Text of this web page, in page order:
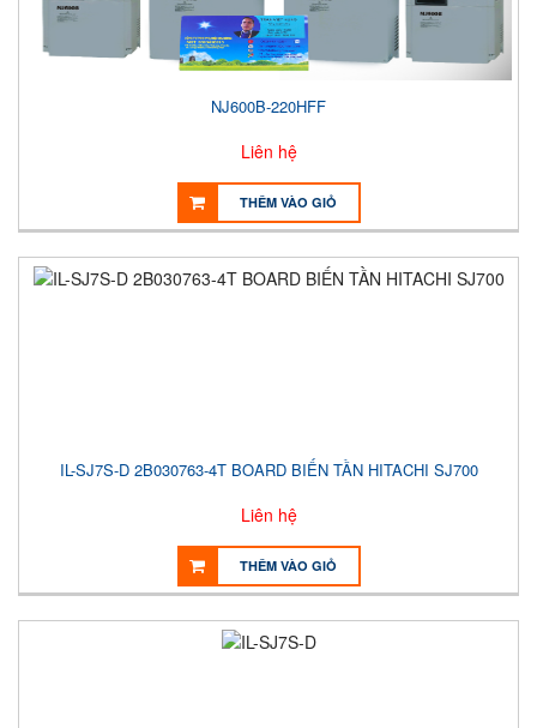
NJ600B-220HFF
Liên hệ
THÊM VÀO GIỎ
IL-SJ7S-D 2B030763-4T BOARD BIẾN TẦN HITACHI SJ700
Liên hệ
THÊM VÀO GIỎ